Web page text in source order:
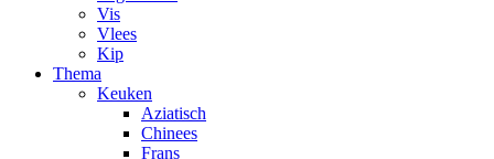
Vis
Vlees
Kip
Thema
Keuken
Aziatisch
Chinees
Frans